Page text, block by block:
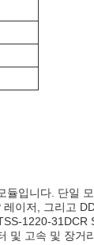
입니다. 단일
레이저, 그리고
1220-31DCR
및 고속 및 장거